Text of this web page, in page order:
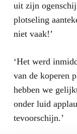
uit zijn
plotseling
niet vaak!’
‘Het werd
van de koperen
hebben we
onder luid
tevoorschijn.’